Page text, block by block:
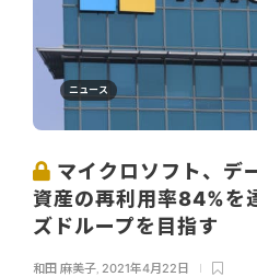
ニュース
マイクロソフト、デ
資産の再利用率84%を
ズドループを目指す
和田 麻美子 2021年4月22日